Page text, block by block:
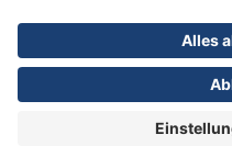
Ihre Gesundheit
Therapeutische
ERLER REHA